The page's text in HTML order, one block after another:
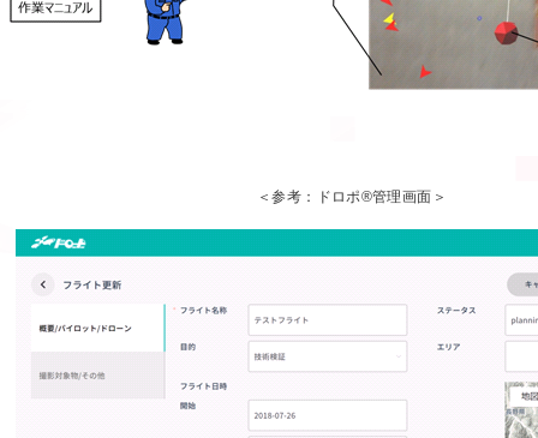
＜参考：ドロポ®管理画面＞